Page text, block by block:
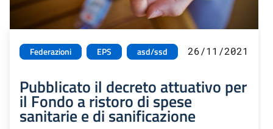
Federazioni EPS asd/ssd 26/11/2021
Pubblicato il decreto attuativo per
il Fondo a ristoro di spese
sanitarie e di sanificazione